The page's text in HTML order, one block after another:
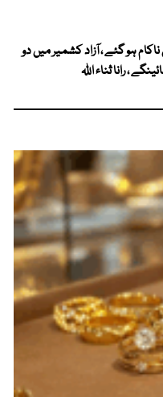
ہو گئے ، آزاد کشمیر میں دو
، رانا ثناء اللہ